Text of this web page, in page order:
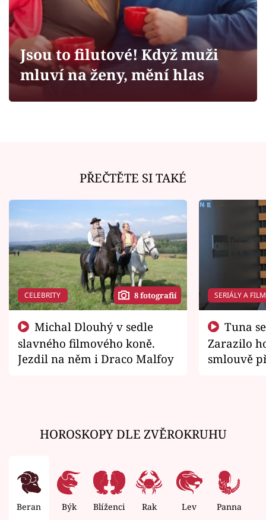
Sledujte prima+
Filmový festival Karlovy Vary
Pořady
Sledujte nás
Jsou to filutové! Když muži
mluví na ženy, mění hlas
PŘEČTĚTE SI TAKÉ
CELEBRITY 8 fotografií
slavného filmového koně.
Jezdil na něm i Draco Malfoy
SERIÁLY A
Zarazilo
smlouvě
HOROSKOPY DLE ZVĚROKRUHU
Beran Býk Blíženci Rak Lev Panna